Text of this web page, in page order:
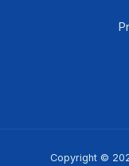
Copyright ©